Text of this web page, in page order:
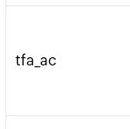
tfa_ac